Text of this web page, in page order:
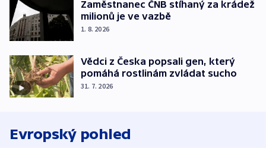
Zaměstnanec ČNB stíhaný za krádež
milionů je ve vazbě
1. 8. 2026
Vědci z Česka popsali gen, který
pomáhá rostlinám zvládat sucho
31. 7. 2026
Evropský pohled